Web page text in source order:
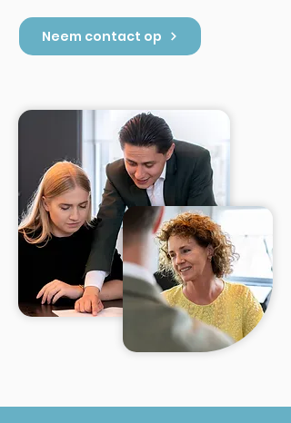
Neem contact op